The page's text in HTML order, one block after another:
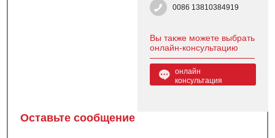
0086 13810384919
Вы также можете выбрать
онлайн-консультацию
онлайн
консультация
Оставьте сообщение